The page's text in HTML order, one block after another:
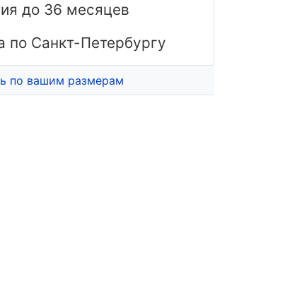
до 36 месяцев
по Санкт-Петербургу
по вашим размерам